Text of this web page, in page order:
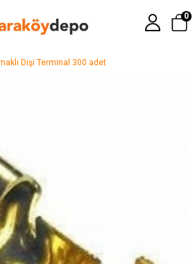
0
Dişi Terminal 300 adet